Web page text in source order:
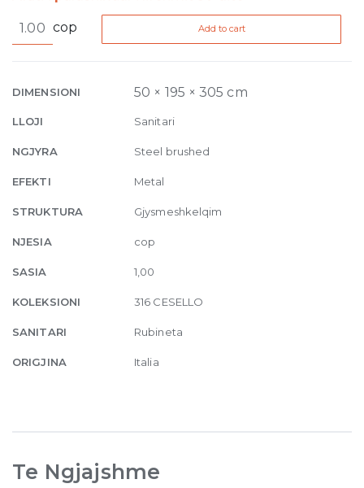
316
Basin
Cesello,
pop-
waste
239
brushed
quantity
cop Add to cart
DIMENSIONI 50 × 195 × 305 cm
LLOJI Sanitari
NGJYRA Steel brushed
EFEKTI Metal
STRUKTURA Gjysmeshkelqim
NJESIA cop
SASIA 1,00
KOLEKSIONI 316 CESELLO
SANITARI Rubineta
ORIGJINA Italia
Te Ngjajshme